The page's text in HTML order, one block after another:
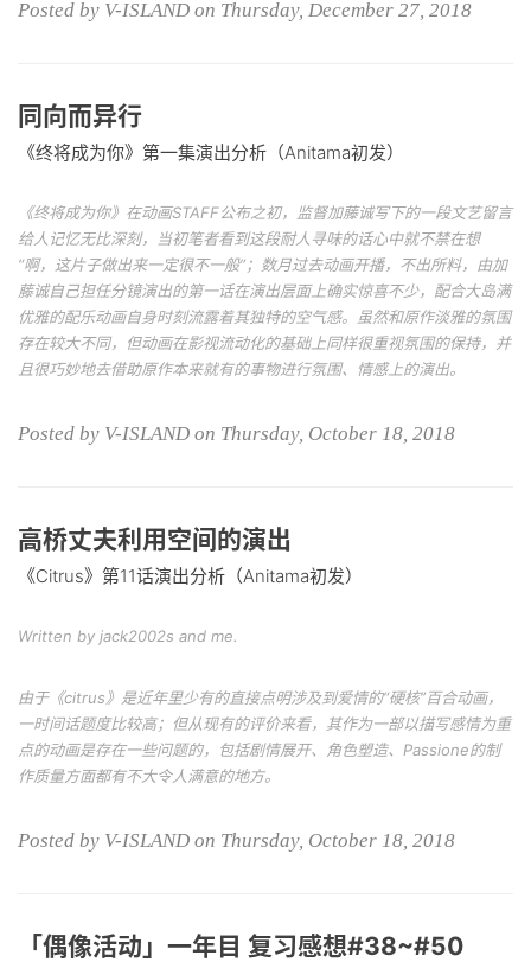
Posted by V-ISLAND on Thursday, December 27, 2018
同向而异行
《终将成为你》第一集演出分析（Anitama初发）
《终将成为你》在动画STAFF公布之初，监督加藤诚写下的一段文艺留言
给人记忆无比深刻，当初笔者看到这段耐人寻味的话心中就不禁在想
“啊，这片子做出来一定很不一般”；数月过去动画开播，不出所料，由加
藤诚自己担任分镜演出的第一话在演出层面上确实惊喜不少，配合大岛满
优雅的配乐动画自身时刻流露着其独特的空气感。虽然和原作淡雅的氛围
存在较大不同，但动画在影视流动化的基础上同样很重视氛围的保持，并
且很巧妙地去借助原作本来就有的事物进行氛围、情感上的演出。
Posted by V-ISLAND on Thursday, October 18, 2018
高桥丈夫利用空间的演出
《Citrus》第11话演出分析（Anitama初发）
Written by jack2002s and me.
由于《citrus》是近年里少有的直接点明涉及到爱情的“硬核”百合动画，
一时间话题度比较高；但从现有的评价来看，其作为一部以描写感情为重
点的动画是存在一些问题的，包括剧情展开、角色塑造、Passione的制
作质量方面都有不大令人满意的地方。
Posted by V-ISLAND on Thursday, October 18, 2018
「偶像活动」一年目 复习感想#38~#50